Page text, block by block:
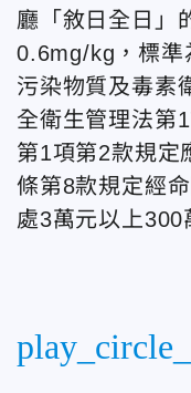
廳「敘日全日」
0.6mg/kg，標準
污染物質及毒素
全衛生管理法第
第1項第2款規定
條第8款規定經
處3萬元以上300